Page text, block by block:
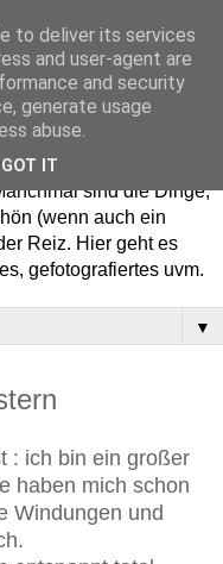
Einfach und schön -
sind die Dinge,
(wenn auch ein
Reiz. Hier geht es
gefotografiertes uvm.
▼
: ich bin ein großer
haben mich schon
Windungen und
to deliver its services
and user-agent are
and security
generate usage
abuse.
GOT IT